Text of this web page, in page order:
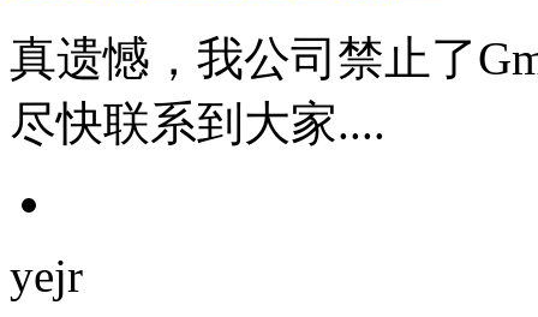
真遗憾，我公司禁止了
尽快联系到大家....
yejr